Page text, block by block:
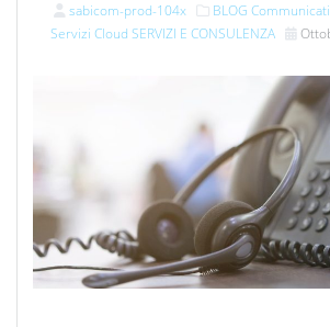
sabicom-prod-104x BLOG
Servizi Cloud SERVIZI E CONSULENZA